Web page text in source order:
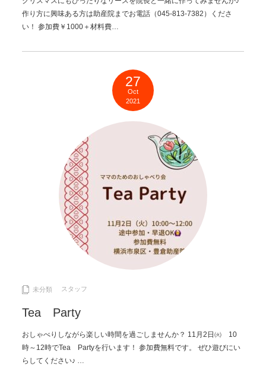
作り方に興味ある方は助産院までお電話（045-813-7382）くださ
い！ 参加費￥1000＋材料費…
27
Oct
2021
未分類 スタッフ
Tea Party
おしゃべりしながら楽しい時間を過ごしませんか？ 11月2日㈫ 10
時～12時でTea Partyを行います！ 参加費無料です。 ぜひ遊びにい
らしてください♪ …